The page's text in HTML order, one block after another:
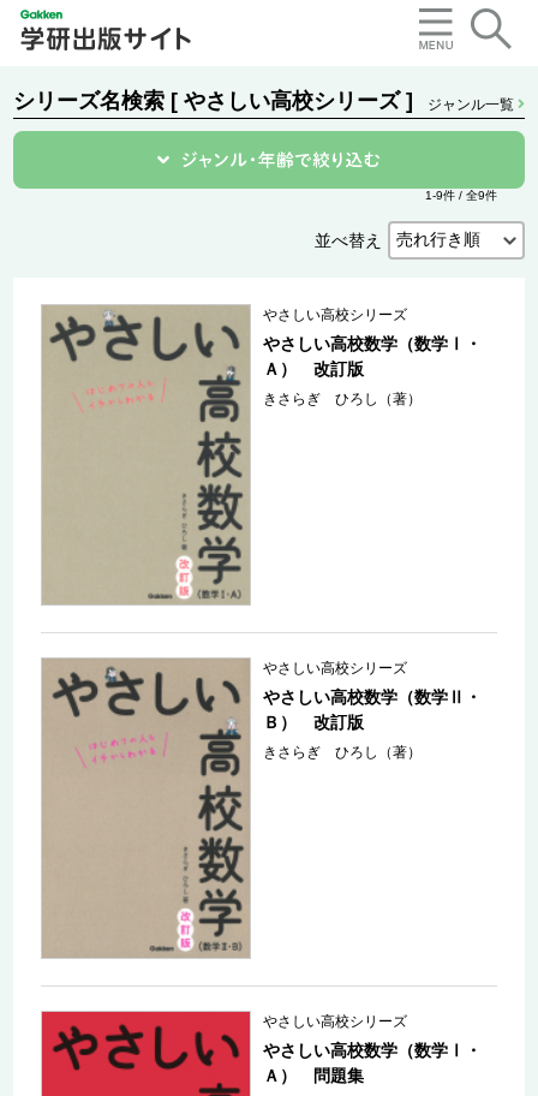
シリーズ名検索 [ やさしい高校シリーズ ] ジャンル一覧
1-9件 / 全9件
並べ替え
やさしい高校シリーズ
やさしい高校数学（数学Ⅰ・
Ａ） 改訂版
きさらぎ ひろし（著）
やさしい高校シリーズ
やさしい高校数学（数学Ⅱ・
Ｂ） 改訂版
きさらぎ ひろし（著）
やさしい高校シリーズ
やさしい高校数学（数学Ⅰ・
Ａ） 問題集